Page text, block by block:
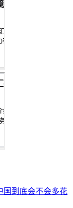
国到底会不会多花